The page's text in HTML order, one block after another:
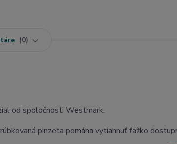
0
od spoločnosti Westmark.
pinzeta pomáha vytiahnuť ťažko